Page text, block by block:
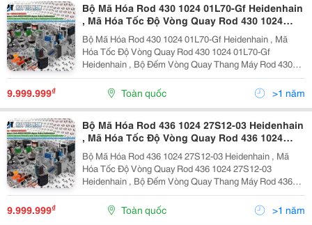
Bộ Mã Hóa Rod 430 1024 01L70-Gf Heidenhain
, Mã Hóa Tốc Độ Vòng Quay Rod 430 1024
01L70-Gf Heidenhain , Bộ Đếm Vòng Quay
Thang Máy Rod 430 1024 01L70-Gf Heidenhain
, Encoder - Mã Hõa Xung Rod 430 1024 01L70-
Gf Heidenhain
Bộ Mã Hóa Rod 430 1024 01L70-Gf Heidenhain , Mã
Hóa Tốc Độ Vòng Quay Rod 430 1024 01L70-Gf
Heidenhain , Bộ Đếm Vòng Quay Thang Máy Rod 430
1024 01L70-Gf Heidenhain , Encoder - Mã Hõa Xung
Rod 430 1024 01L70-Gf Heidenhain Liên Hệ Để Được
Tư Vấn Chi...
9.999.999₫ Toàn quốc >1 năm
Bộ Mã Hóa Rod 436 1024 27S12-03 Heidenhain
, Mã Hóa Tốc Độ Vòng Quay Rod 436 1024
27S12-03 Heidenhain , Bộ Đếm Vòng Quay
Thang Máy Rod 436 1024 27S12-03 Heidenhain
, Encoder - Mã Hõa Xung Rod 436 1024 27S12-
03 Heidenhain
Bộ Mã Hóa Rod 436 1024 27S12-03 Heidenhain , Mã
Hóa Tốc Độ Vòng Quay Rod 436 1024 27S12-03
Heidenhain , Bộ Đếm Vòng Quay Thang Máy Rod 436
1024 27S12-03 Heidenhain , Encoder - Mã Hõa Xung
Rod 436 1024 27S12-03 Heidenhain Liên Hệ Để Được
Tư Vấn Chi...
9.999.999₫ Toàn quốc >1 năm